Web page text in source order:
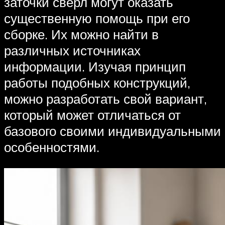
существенную помощь при его
сборке. Их можно найти в
различных источниках
информации. Изучая принцип
работы подобных конструкций,
можно разработать свой вариант,
который может отличаться от
базового своими индивидуальными
особенностями.